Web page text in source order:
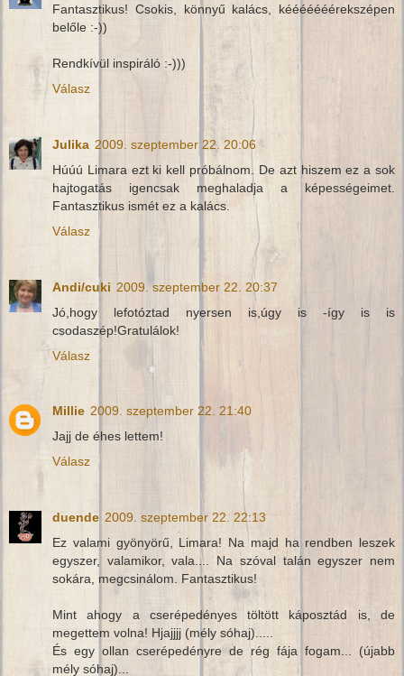
Fantasztikus! Csokis, könnyű kalács, kééééééérekszépen
belőle :-))
Rendkívül inspiráló :-)))
Válasz
Julika 2009. szeptember 22. 20:06
Húúú Limara ezt ki kell próbálnom. De azt hiszem ez a sok
hajtogatás igencsak meghaladja a képességeimet.
Fantasztikus ismét ez a kalács.
Válasz
Andi/cuki 2009. szeptember 22. 20:37
Jó,hogy lefotóztad nyersen is,úgy is -így is is
csodaszép!Gratulálok!
Válasz
Millie 2009. szeptember 22. 21:40
Jajj de éhes lettem!
Válasz
duende 2009. szeptember 22. 22:13
Ez valami gyönyörű, Limara! Na majd ha rendben leszek
egyszer, valamikor, vala.... Na szóval talán egyszer nem
sokára, megcsinálom. Fantasztikus!
Mint ahogy a cserépedényes töltött káposztád is, de
megettem volna! Hjajjjj (mély sóhaj).....
És egy ollan cserépedényre de rég fája fogam... (újabb
mély sóhaj)...